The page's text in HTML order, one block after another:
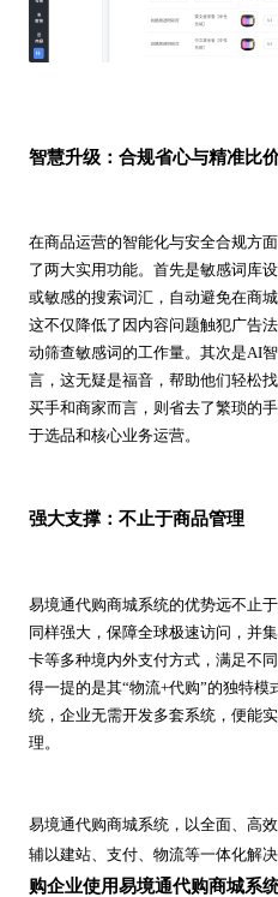
智慧升级：合规省心与精准比
在商品运营的智能化与安全合规方
了两大实用功能。首先是敏感词库
或敏感的搜索词汇，自动避免在商
这不仅降低了因内容问题触犯广告
动筛查敏感词的工作量。其次是AI
言，这无疑是福音，帮助他们轻松
买手和商家而言，则省去了繁琐的
于选品和核心业务运营。
强大支撑：不止于商品管理
易境通代购商城系统的优势远不止
同样强大，保障全球极速访问，并
卡等多种境内外支付方式，满足不
得一提的是其“物流+代购”的独特
统，企业无需开发多套系统，便能
理。
易境通代购商城系统，以全面、高
辅以建站、支付、物流等一体化解决
购企业使用易境通代购商城系